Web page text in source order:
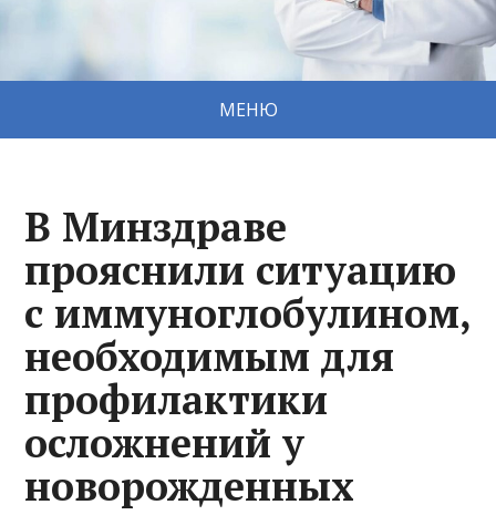
МЕНЮ
В Минздраве
прояснили ситуацию
с иммуноглобулином,
необходимым для
профилактики
осложнений у
новорожденных